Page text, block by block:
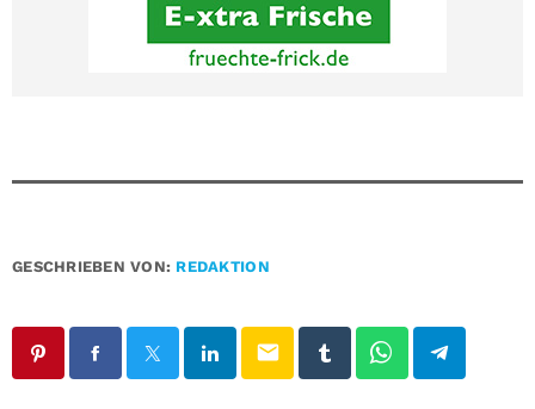
GESCHRIEBEN VON: REDAKTION
email